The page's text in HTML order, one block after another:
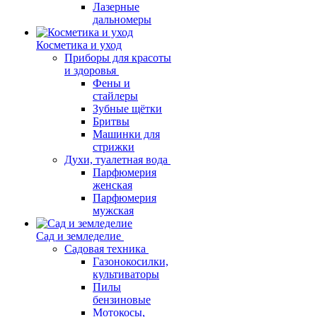
Лазерные
дальномеры
Косметика и уход
Приборы для красоты
и здоровья
Фены и
стайлеры
Зубные щётки
Бритвы
Машинки для
стрижки
Духи, туалетная вода
Парфюмерия
женская
Парфюмерия
мужская
Сад и земледелие
Садовая техника
Газонокосилки,
культиваторы
Пилы
бензиновые
Мотокосы,